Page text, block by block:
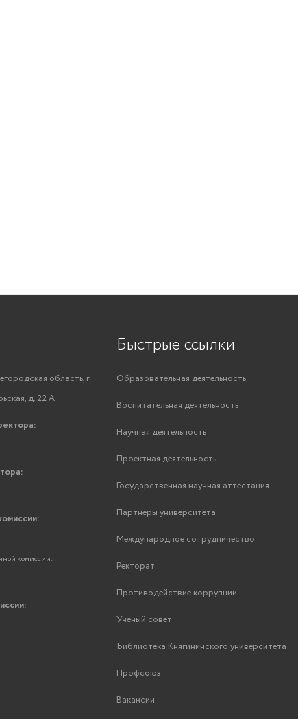
область, г.
д. 22 А
комиссии:
Быстрые ссылки
Образовательная деятельность
Воспитательная деятельность
Научная деятельность
Проектная деятельность
Государственная научная аттестация
Партнеры университета
Международное сотрудничество
Ректорат
Противодействие коррупции
Ученый совет
Библиотека Княгининского университета
Профсоюз
Вакансии